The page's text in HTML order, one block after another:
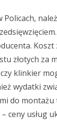
złotych za
klinkier
wydatki
do montażu
usług